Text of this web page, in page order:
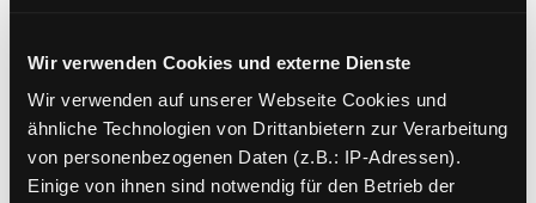
Wir verwenden Cookies und externe Dienste
Wir verwenden auf unserer Webseite Cookies und
ähnliche Technologien von Drittanbietern zur Verarbeitung
von personenbezogenen Daten (z.B.: IP-Adressen).
Einige von ihnen sind notwendig für den Betrieb der
Weitere Suchkriterien
Erwerbungen der letzten Tage